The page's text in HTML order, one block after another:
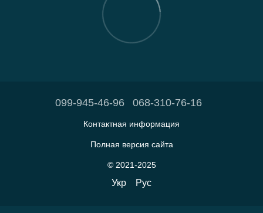
099-945-46-96 068-310-76-16
Контактная информация
Полная версия сайта
© 2021-2025
Укр Рус